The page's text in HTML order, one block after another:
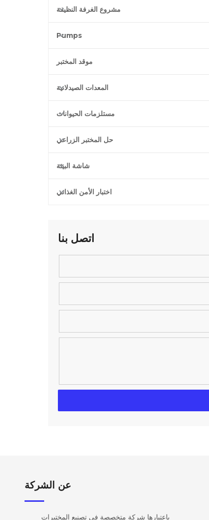
مشروع الغرفة النظيفة
Pumps
موقد المختبر
المعدات الصيدلانية
مستلزمات الحيوانات
حل المختبر الزراعي
شاشة البيئة
اختبار الأمن الغذائي
اتصل بنا
عن الشركة​​​​​​
باعتبارها شركة متخصصة في تصنيع المختبرات